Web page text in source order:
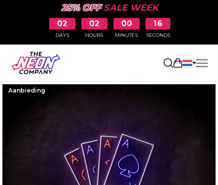
25% OFFSALE WEEK
02
DAYS
02
HOURS
00
MINUTES
16
SECONDS
Aanbieding